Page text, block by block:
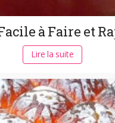
à Faire et
Lire la suite